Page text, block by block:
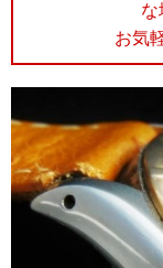
な
お気